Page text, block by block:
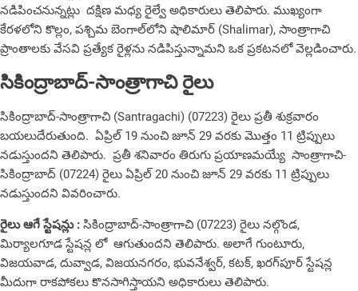
నడిపించనున్నట్లు దక్షిణ మధ్య రైల్వే అధికారులు తెలిపారు. ముఖ్యంగా
కేరళలోని కొల్లం, పశ్చిమ బెంగాల్‌లోని షాలిమార్ (Shalimar)‌, సాంత్రాగాచి
ప్రాంతాలకు వేసవి ప్రత్యేక రైళ్లను నడిపిస్తున్నామని ఒక ప్రకటనలో వెల్లడించారు.
సికింద్రాబాద్‌-సాంత్రాగాచి రైలు
సికింద్రాబాద్‌-సాంత్రాగాచి (Santragachi) (07223) రైలు ప్రతీ శుక్రవారం
బయలుదేరుతుంది. ఏప్రిల్‌ 19 నుంచి జూన్‌ 29 వరకు మొత్తం 11 ట్రిప్పులు
నడుస్తుందని తెలిపారు. ప్రతీ శనివారం తిరుగు ప్రయాణమయ్యే సాంత్రాగాచి-
సికింద్రాబాద్‌ (07224) రైలు ఏప్రిల్‌ 20 నుంచి జూన్‌ 29 వరకు 11 ట్రిప్పులు
నడుస్తుందని వివరించారు.
రైలు ఆగే స్టేషన్లు : సికింద్రాబాద్‌-సాంత్రాగాచి (07223) రైలు నల్గొండ,
మిర్యాలగూడ స్టేషన్ల లో ఆగుతుందని తెలిపారు. అలాగే గుంటూరు,
విజయవాడ, దువ్వాడ, విజయనగరం, భువనేశ్వర్‌, కటక్‌, ఖరగ్‌పూర్‌ స్టేషన్ల
మీదుగా రాకపోకలు కొనసాగిస్తాయని అధికారులు తెలిపారు.